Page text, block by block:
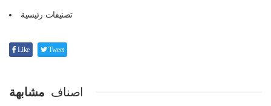
تصنيفات رئيسية
Like Tweet
اصناف مشابهة